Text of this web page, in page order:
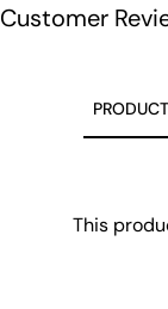
Customer
This